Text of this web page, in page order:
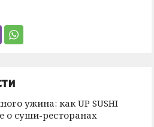
ужина: как UP SUSHI
о суши-ресторанах